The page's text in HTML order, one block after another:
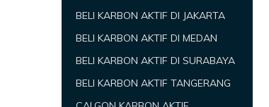
BELI KARBON AKTIF DI JAKARTA
BELI KARBON AKTIF DI MEDAN
BELI KARBON AKTIF DI SURABAYA
BELI KARBON AKTIF TANGERANG